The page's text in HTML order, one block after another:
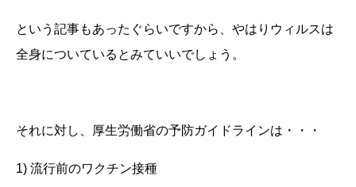
という記事もあったぐらいですから、やはりウィルスは
全身についているとみていいでしょう。
それに対し、厚生労働省の予防ガイドラインは・・・
1) 流行前のワクチン接種